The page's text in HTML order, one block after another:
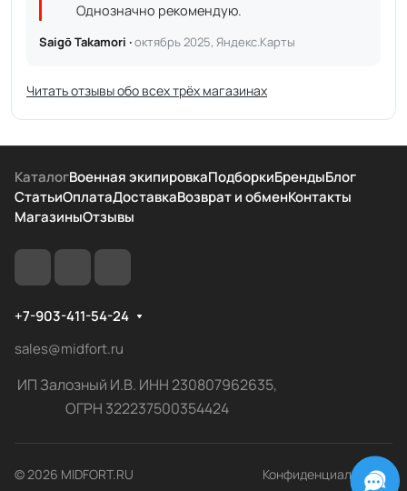
Однозначно рекомендую.
Saigō Takamori ·октябрь 2025, Яндекс.Карты
Читать отзывы обо всех трёх магазинах
КаталогВоенная экипировкаПодборкиБрендыБлог
СтатьиОплатаДоставкаВозврат и обменКонтакты
МагазиныОтзывы
+7-903-411-54-24
sales@midfort.ru
ИП Залозный И.В. ИНН 230807962635,
ОГРН 322237500354424
© 2026 MIDFORT.RU Конфиденциальность